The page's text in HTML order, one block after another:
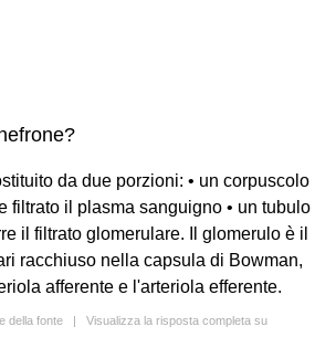
da due porzioni: • un corpuscolo
filtrato il plasma sanguigno • un tubulo
il filtrato glomerulare. Il glomerulo è il
racchiuso nella capsula di Bowman,
afferente e l'arteriola efferente.
della fonte | Visualizza la risposta completa su